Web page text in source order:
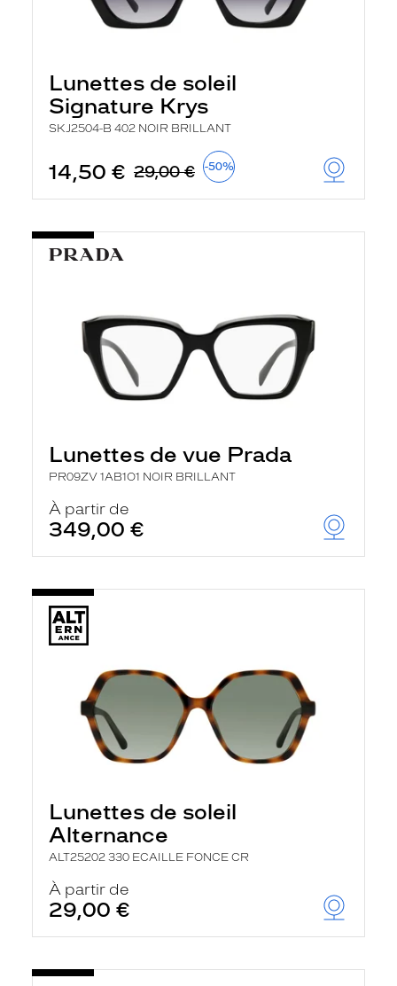
Lunettes de soleil
Signature Krys
SKJ2504-B 402 NOIR BRILLANT
14,50 € 29,00 € -50%
Lunettes de vue Prada
PR09ZV 1AB1O1 NOIR BRILLANT
À partir de
349,00 €
Lunettes de soleil
Alternance
ALT25202 330 ECAILLE FONCE CR
À partir de
29,00 €